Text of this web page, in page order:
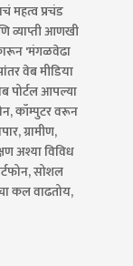
महत्व प्रचंड
व्याप्ती आणखी
'मंगळवेढा
वेब मीडिया
पोर्टल आपल्या
कॉम्पुटर वरून
ग्रामीण,
अश्या विविध
सोशल
कल वाढतोय,